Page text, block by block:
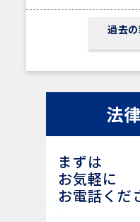
2023年03月22日
2023年09月13日
「横領
2023年03月22日
SDGsサポート
過去
法
まずは
お気軽に
お電話くだ